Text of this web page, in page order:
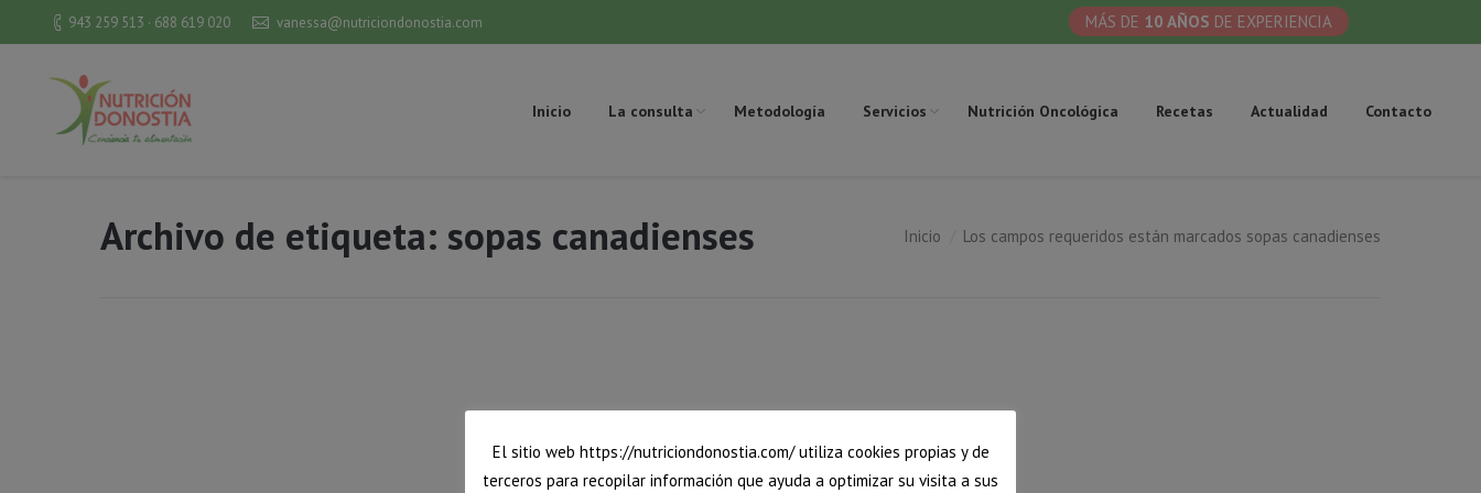
943 259 513 · 688 619 020 vanessa@nutriciondonostia.com MÁS DE 10 AÑOS DE EXPERIENCIA
Inicio La consulta Metodología Servicios Nutrición Oncológica Recetas Actualidad Contacto
Archivo de etiqueta: sopas canadienses Estás aquí:Inicio Los campos requeridos están marcados sopas canadienses
El sitio web https://nutriciondonostia.com/ utiliza cookies propias y de
terceros para recopilar información que ayuda a optimizar su visita a sus